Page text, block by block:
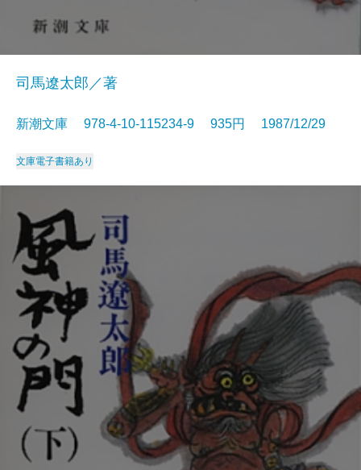
司馬遼太郎／著
新潮文庫 978-4-10-115234-9 935円 1987/12/29
文庫電子書籍あり